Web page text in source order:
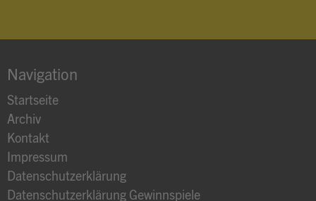
Navigation
Startseite
Archiv
Kontakt
Impressum
Datenschutzerklärung
Datenschutzerklärung Gewinnspiele